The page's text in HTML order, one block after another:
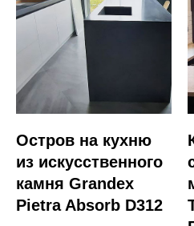
Остров на кухню
из искусственного
камня Grandex
Pietra Absorb D312